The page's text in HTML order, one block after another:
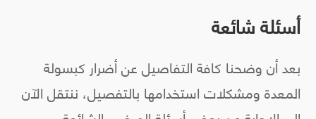
أسئلة شائعة
بعد أن وضحنا كافة التفاصيل عن أضرار كبسولة
المعدة ومشكلات استخدامها بالتفصيل، ننتقل الآن